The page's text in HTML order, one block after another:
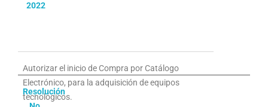
2022
Autorizar el inicio de Compra por Catálogo
Electrónico, para la adquisición de equipos
tecnológicos.
Resolución